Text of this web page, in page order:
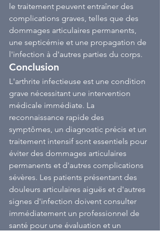
le traitement peuvent entraîner des
complications graves, telles que des
dommages articulaires permanents,
une septicémie et une propagation de
l'infection à d'autres parties du corps.
Conclusion
L'arthrite infectieuse est une condition
grave nécessitant une intervention
médicale immédiate. La
reconnaissance rapide des
symptômes, un diagnostic précis et un
traitement intensif sont essentiels pour
éviter des dommages articulaires
permanents et d'autres complications
sévères. Les patients présentant des
douleurs articulaires aiguës et d'autres
signes d'infection doivent consulter
immédiatement un professionnel de
santé pour une évaluation et un